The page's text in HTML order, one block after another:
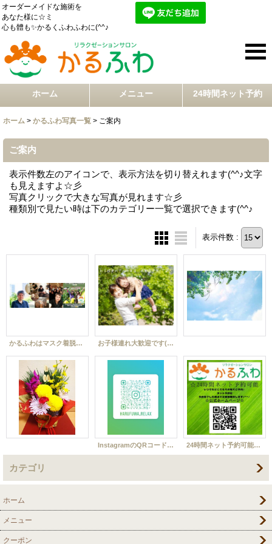
オーダーメイドな施術を
あなた様に☆ミ
心も體も✨かるくふわふわに(^^♪
ホーム メニュー 24時間ネット予約
ホーム > かるふわ写真一覧 > ご案内
ご案内
表示件数左のアイコンで、表示方法を切り替えれます(^^♪文字
も見えますよ☆彡
写真クリックで大きな写真が見れます☆彡
種類別で見たい時は下のカテゴリー一覧で選択できます(^^♪
表示件数 :
かるふわはマスク着脱自由です(*´ω｀)✨ごゆっくりお過ごしください(^^♪ お子様連れ大歓迎です(^^♪
InstagramのQRコードです(^^♪ 24時間ネット予約可能です(^^♪
カテゴリ
ホーム
メニュー
クーポン